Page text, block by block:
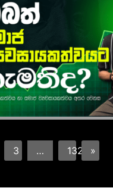
3 … 132 »